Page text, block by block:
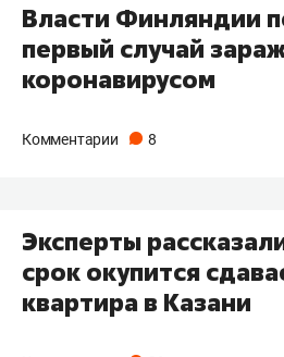
Власти Финляндии
первый случай
коронавирусом
Комментарии 8
Эксперты
срок окупится
квартира в Казани